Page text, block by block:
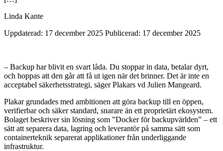
Linda Kante
Uppdaterad: 17 december 2025 Publicerad: 17 december 2025
– Backup har blivit en svart låda. Du stoppar in data, betalar dyrt,
och hoppas att den går att få ut igen när det brinner. Det är inte en
acceptabel säkerhetsstrategi, säger Plakars vd Julien Mangeard.
Plakar grundades med ambitionen att göra backup till en öppen,
verifierbar och säker standard, snarare än ett proprietärt ekosystem.
Bolaget beskriver sin lösning som ”Docker för backupvärlden” – ett
sätt att separera data, lagring och leverantör på samma sätt som
containerteknik separerat applikationer från underliggande
infrastruktur.